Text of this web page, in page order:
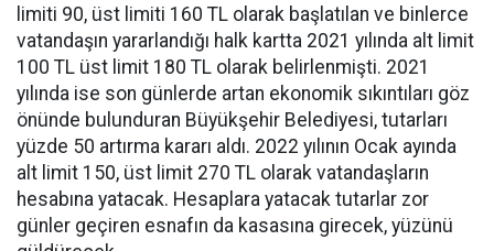
limiti 90, üst limiti 160 TL olarak başlatılan ve binlerce
vatandaşın yararlandığı halk kartta 2021 yılında alt limit
100 TL üst limit 180 TL olarak belirlenmişti. 2021
yılında ise son günlerde artan ekonomik sıkıntıları göz
önünde bulunduran Büyükşehir Belediyesi, tutarları
yüzde 50 artırma kararı aldı. 2022 yılının Ocak ayında
alt limit 150, üst limit 270 TL olarak vatandaşların
hesabına yatacak. Hesaplara yatacak tutarlar zor
günler geçiren esnafın da kasasına girecek, yüzünü